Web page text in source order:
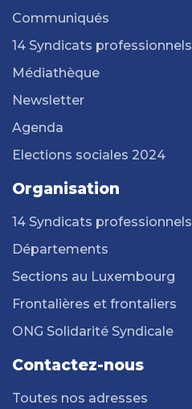
Communiqués
14 Syndicats professionnels
Médiathèque
Newsletter
Agenda
Elections sociales 2024
Organisation
14 Syndicats professionnels
Départements
Sections au Luxembourg
Frontalières et frontaliers
ONG Solidarité Syndicale
Contactez-nous
Toutes nos adresses